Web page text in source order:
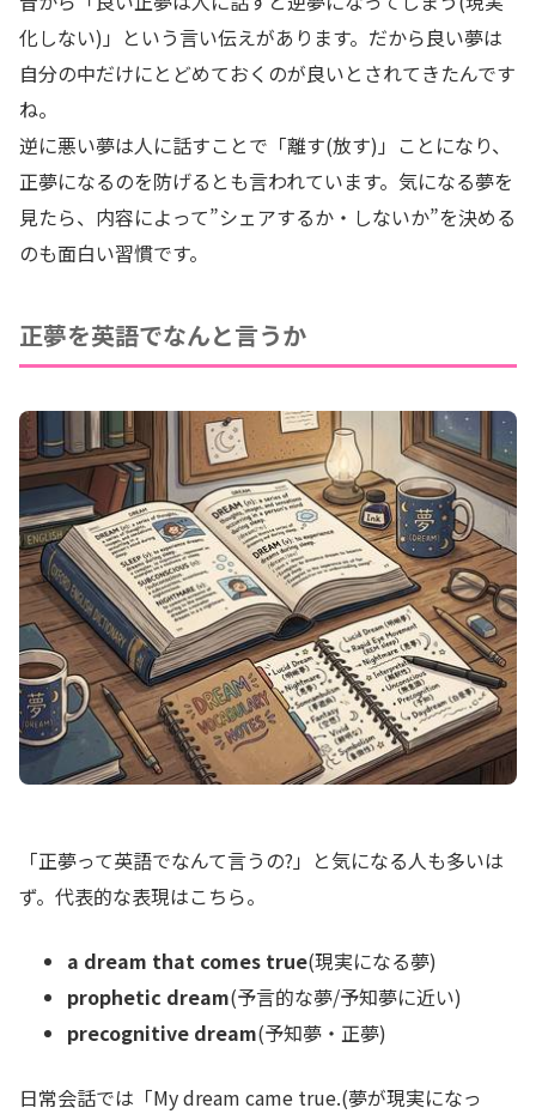
化しない)」という言い伝えがあります。だから良い夢は
自分の中だけにとどめておくのが良いとされてきたんです
ね。
逆に悪い夢は人に話すことで「離す(放す)」ことになり、
正夢になるのを防げるとも言われています。気になる夢を
見たら、内容によって”シェアするか・しないか”を決める
のも面白い習慣です。
正夢を英語でなんと言うか
「正夢って英語でなんて言うの?」と気になる人も多いは
ず。代表的な表現はこちら。
a dream that comes true(現実になる夢)
prophetic dream(予言的な夢/予知夢に近い)
precognitive dream(予知夢・正夢)
日常会話では「My dream came true.(夢が現実になっ